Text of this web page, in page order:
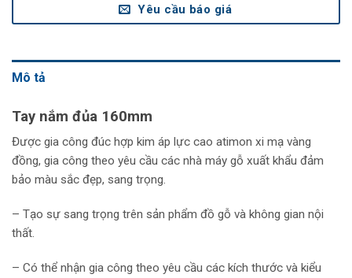
Yêu cầu báo giá
Mô tả
Tay nắm đủa 160mm
Được gia công đúc hợp kim áp lực cao atimon xi mạ vàng
đồng, gia công theo yêu cầu các nhà máy gỗ xuất khẩu đảm
bảo màu sắc đẹp, sang trọng.
– Tạo sự sang trọng trên sản phẩm đồ gỗ và không gian nội
thất.
– Có thể nhận gia công theo yêu cầu các kích thước và kiểu